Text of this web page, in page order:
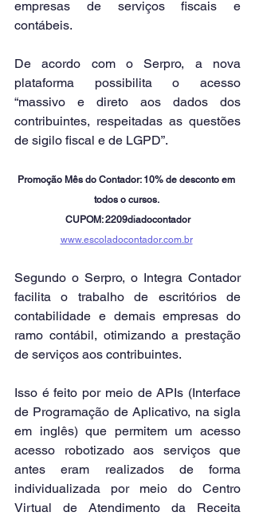
empresas de serviços fiscais e
contábeis.
De acordo com o Serpro, a nova
plataforma possibilita o acesso
“massivo e direto aos dados dos
contribuintes, respeitadas as questões
de sigilo fiscal e de LGPD”.
Promoção Mês do Contador: 10% de desconto em
todos o cursos.
CUPOM: 2209diadocontador
www.escoladocontador.com.br
Segundo o Serpro, o Integra Contador
facilita o trabalho de escritórios de
contabilidade e demais empresas do
ramo contábil, otimizando a prestação
de serviços aos contribuintes.
Isso é feito por meio de APIs (Interface
de Programação de Aplicativo, na sigla
em inglês) que permitem um acesso
acesso robotizado aos serviços que
antes eram realizados de forma
individualizada por meio do Centro
Virtual de Atendimento da Receita